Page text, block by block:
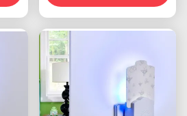
lamp Vliegende